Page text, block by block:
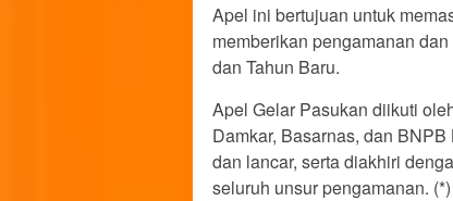
Apel ini bertujuan untuk
memberikan pengamanan
dan Tahun Baru.
Apel Gelar Pasukan diikuti
Damkar, Basarnas, dan
dan lancar, serta diakhiri
seluruh unsur pengamanan. (*)